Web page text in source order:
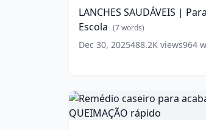
Levar
Para
Escola
7
LANCHES SAUDÁVEIS |
Escola (7words)
Dec 30, 2025488.2K views964
Remédio
caseiro
para